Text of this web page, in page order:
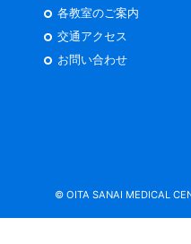
各教室のご案内
交通アクセス
お問い合わせ
© OITA SANAI MEDICAL